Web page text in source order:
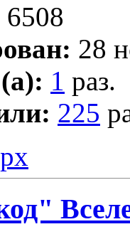
6508
28
1 раз.
225